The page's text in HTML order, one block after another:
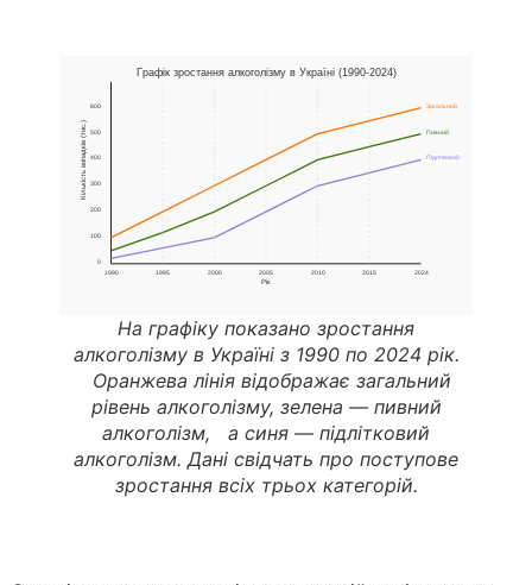
На графіку показано зростання
алкоголізму в Україні з 1990 по 2024 рік.
Оранжева лінія відображає загальний
рівень алкоголізму, зелена — пивний
алкоголізм, а синя — підлітковий
алкоголізм. Дані свідчать про поступове
зростання всіх трьох категорій.